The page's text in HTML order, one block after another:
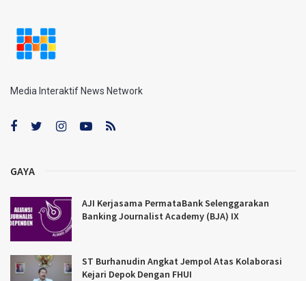
Media Interaktif News Network
GAYA
AJI Kerjasama PermataBank Selenggarakan
Banking Journalist Academy (BJA) IX
ST Burhanudin Angkat Jempol Atas Kolaborasi
Kejari Depok Dengan FHUI